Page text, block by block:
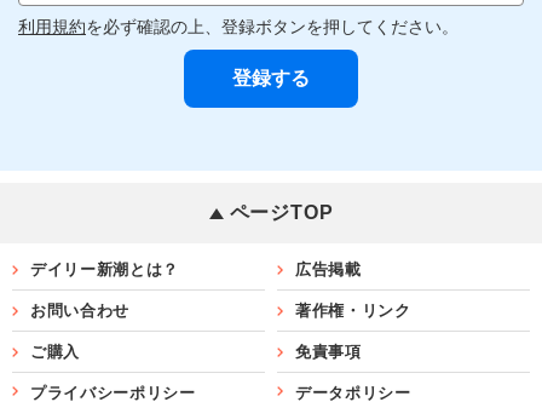
利用規約を必ず確認の上、登録ボタンを押してください。
ページTOP
デイリー新潮とは？ 広告掲載
お問い合わせ 著作権・リンク
ご購入 免責事項
プライバシーポリシー データポリシー